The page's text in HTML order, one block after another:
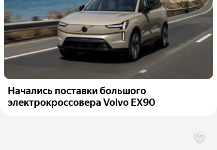
Начались поставки большого
электрокроссовера Volvo EX90